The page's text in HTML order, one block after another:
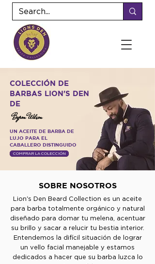
COLECCIÓN DE
BARBAS LION'S DEN
DE
Byron Wilson
UN ACEITE DE BARBA DE
LUJO PARA EL
CABALLERO DISTINGUIDO
COMPRAR LA COLECCIÓN
SOBRE NOSOTROS
Lion's Den Beard Collection es un aceite
para barba totalmente orgánico y natural
diseñado para domar tu melena, acentuar
su brillo y sacar a relucir tu bestia interior.
Entendemos la difícil situación de lograr
un vello facial manejable y estamos
dedicados a hacer que su barba luzca lo